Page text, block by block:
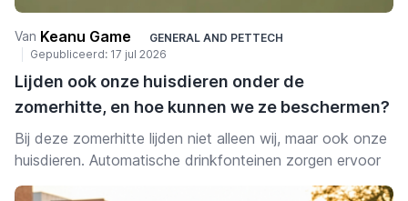
Van Keanu Game GENERAL AND PETTECH
Gepubliceerd: 17 jul 2026
Lijden ook onze huisdieren onder de
zomerhitte, en hoe kunnen we ze beschermen?
Bij deze zomerhitte lijden niet alleen wij, maar ook onze
huisdieren. Automatische drinkfonteinen zorgen ervoor
dat hond en kat gehydrateerd blijven, ook als de